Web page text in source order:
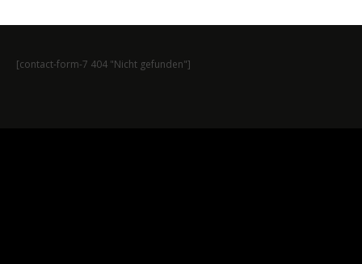
[contact-form-7 404 "Nicht gefunden"]